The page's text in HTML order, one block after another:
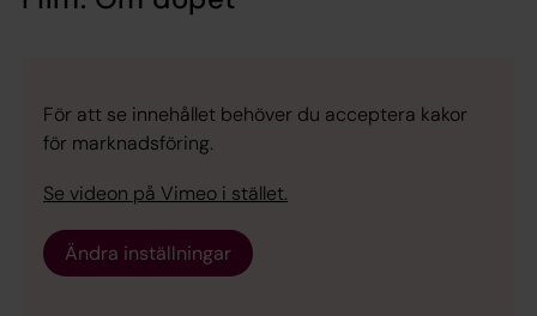
För att se innehållet behöver du acceptera kakor
för marknadsföring.
Se videon på Vimeo i stället.
Ändra inställningar